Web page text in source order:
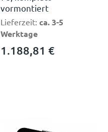
vormontiert
Lieferzeit: ca. 3-5
Werktage
1.188,81 €